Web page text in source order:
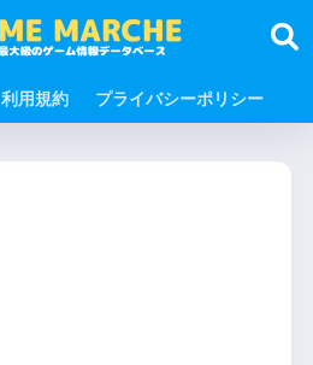
利用規約 プライバシーポリシー